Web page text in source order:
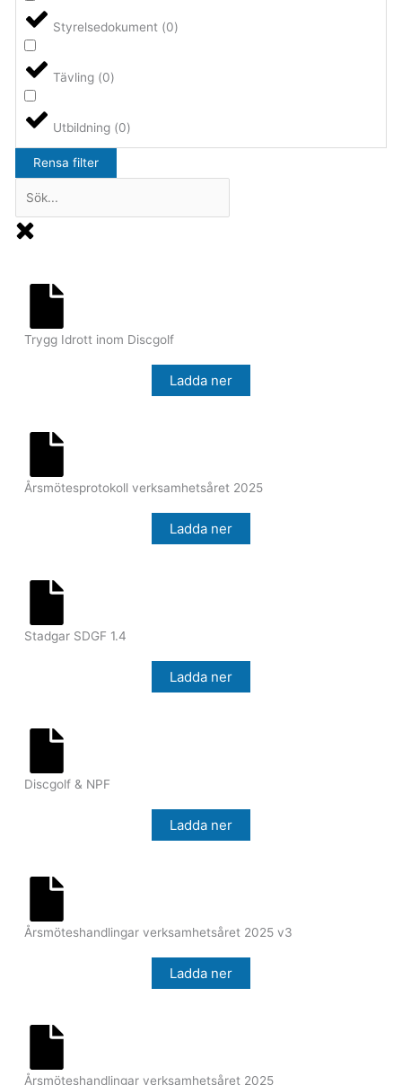
Styrelsedokument (0)
Tävling (0)
Utbildning (0)
Rensa filter
Trygg Idrott inom Discgolf
Ladda ner
Årsmötesprotokoll verksamhetsåret 2025
Ladda ner
Stadgar SDGF 1.4
Ladda ner
Discgolf & NPF
Ladda ner
Årsmöteshandlingar verksamhetsåret 2025 v3
Ladda ner
Årsmöteshandlingar verksamhetsåret 2025